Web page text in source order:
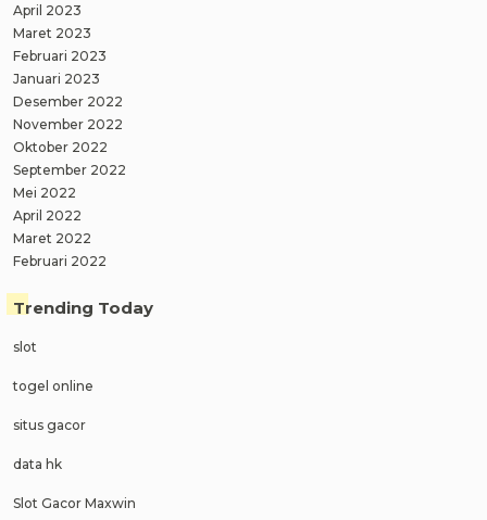
April 2023
Maret 2023
Februari 2023
Januari 2023
Desember 2022
November 2022
Oktober 2022
September 2022
Mei 2022
April 2022
Maret 2022
Februari 2022
Trending Today
slot
togel online
situs gacor
data hk
Slot Gacor Maxwin